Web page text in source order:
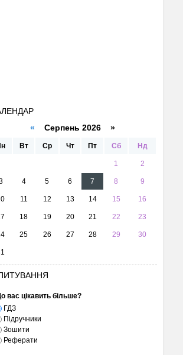
« Серпень 2026 »
Вт Ср Чт Пт Сб Нд
1 2
4 5 6 7 8 9
11 12 13 14 15 16
18 19 20 21 22 23
25 26 27 28 29 30
вас цікавить більше?
ГДЗ
Підручники
Зошити
Реферати